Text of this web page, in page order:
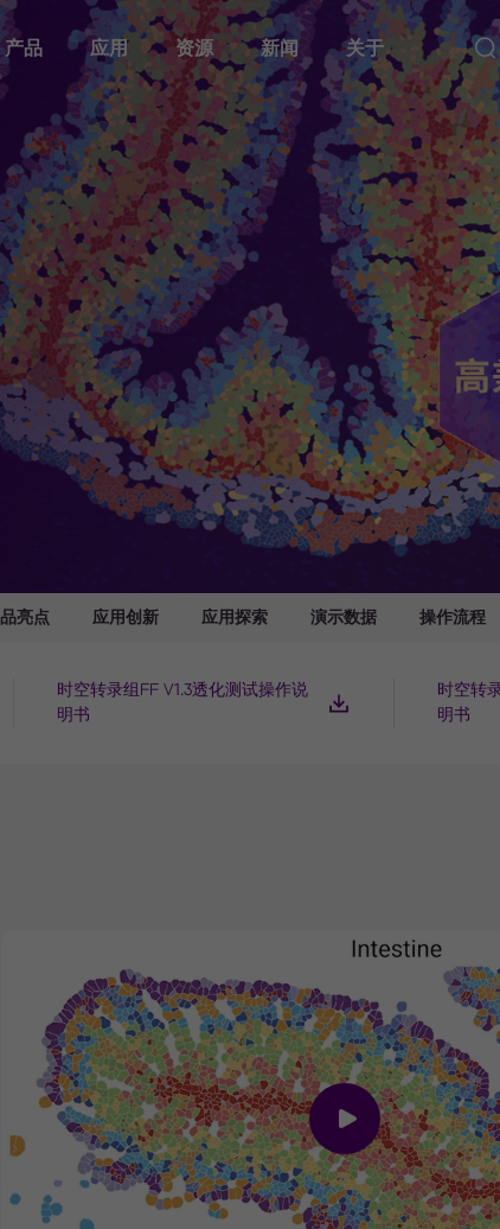
产品
分析工具
Stereo-seq
Analysis Workflow
StereoMap
仪器平台
时空显微镜
时空自动化样本处
理系统
服务中心
应用
发表文章
科学计划
资源
时空知识库
生态合作伙伴
查找生态合作伙伴
成为生态合作伙伴
生态合作伙伴样本实测数据
时空分析指南
新闻
新闻报道
关于
人才发展
人才培养
加入我们
亮点 应用创新 应用探索 演示数据 操作流程
时空转录组FF V1.3透化测试操作说
明书
时空转
明书